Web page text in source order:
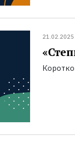
21.02.2025